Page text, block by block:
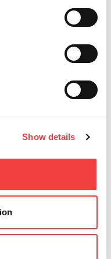
Show details
SOFTWARE
CON...